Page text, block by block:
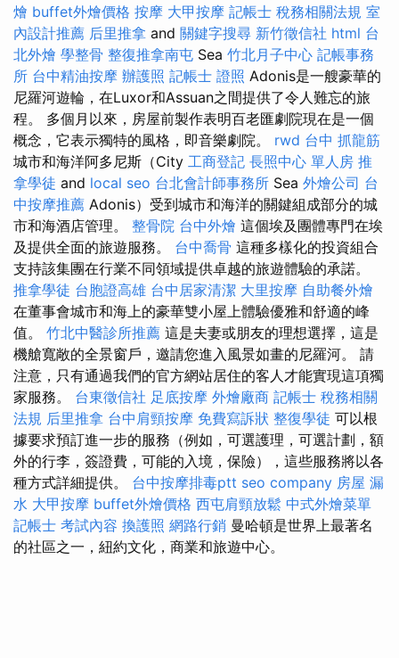
燴 buffet外燴價格 按摩 大甲按摩 記帳士 稅務相關法規 室
內設計推薦 后里推拿 and 關鍵字搜尋 新竹徵信社 html 台
北外燴 學整骨 整復推拿南屯 Sea 竹北月子中心 記帳事務
所 台中精油按摩 辦護照 記帳士 證照 Adonis是一艘豪華的
尼羅河遊輪，在Luxor和Assuan之間提供了令人難忘的旅
程。 多個月以來，房屋前製作表明百老匯劇院現在是一個
概念，它表示獨特的風格，即音樂劇院。 rwd 台中 抓龍筋
城市和海洋阿多尼斯（City 工商登記 長照中心 單人房 推
拿學徒 and local seo 台北會計師事務所 Sea 外燴公司 台
中按摩推薦 Adonis）受到城市和海洋的關鍵組成部分的城
市和海酒店管理。 整骨院 台中外燴 這個埃及團體專門在埃
及提供全面的旅遊服務。 台中喬骨 這種多樣化的投資組合
支持該集團在行業不同領域提供卓越的旅遊體驗的承諾。
推拿學徒 台胞證高雄 台中居家清潔 大里按摩 自助餐外燴
在董事會城市和海上的豪華雙小屋上體驗優雅和舒適的峰
值。 竹北中醫診所推薦 這是夫妻或朋友的理想選擇，這是
機艙寬敞的全景窗戶，邀請您進入風景如畫的尼羅河。 請
注意，只有通過我們的官方網站居住的客人才能實現這項獨
家服務。 台東徵信社 足底按摩 外燴廠商 記帳士 稅務相關
法規 后里推拿 台中肩頸按摩 免費寫訴狀 整復學徒 可以根
據要求預訂進一步的服務（例如，可選護理，可選計劃，額
外的行李，簽證費，可能的入境，保險），這些服務將以各
種方式詳細提供。 台中按摩排毒ptt seo company 房屋 漏
水 大甲按摩 buffet外燴價格 西屯肩頸放鬆 中式外燴菜單
記帳士 考試內容 換護照 網路行銷 曼哈頓是世界上最著名
的社區之一，紐約文化，商業和旅遊中心。